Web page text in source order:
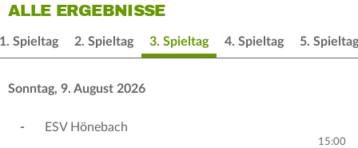
ALLE ERGEBNISSE
1. Spieltag 2. Spieltag 3. Spieltag 4. Spieltag 5. Spieltag
Sonntag, 9. August 2026
- ESV Hönebach
15:00